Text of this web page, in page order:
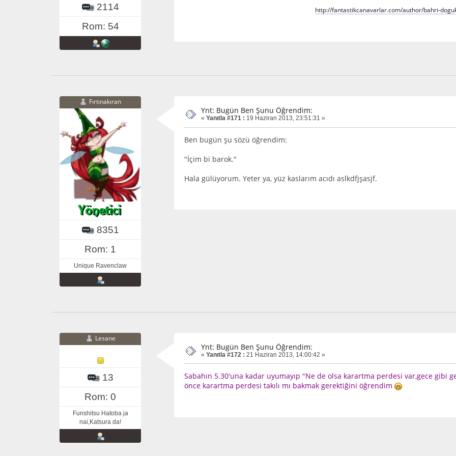
2114
Rom: 54
http://fantastikcanavarlar.com/author/bahri-
Fırtınakıran
8351
Rom: 1
Unique Ravenclaw
Ynt: Bugün Ben Şunu Öğrendim:
« Yanıtla #171 : 19 Haziran 2013, 23:51:31 »
Ben bugün şu sözü öğrendim:
"İçim bi barok."
Hala gülüyorum. Yeter ya, yüz kaslarım acıdı aslkdfjşasjf.
Lesane
13
Rom: 0
Funshitsu Hatoba ja
nai,Katsura da!
Ynt: Bugün Ben Şunu Öğrendim:
« Yanıtla #172 : 21 Haziran 2013, 14:00:42 »
Sabahın 5.30'una kadar uyumayıp "Ne de olsa karartma perdesi var,gece gibi
önce karartma perdesi takılı mı bakmak gerektiğini öğrendim